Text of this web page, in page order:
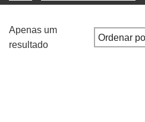
Apenas um
resultado